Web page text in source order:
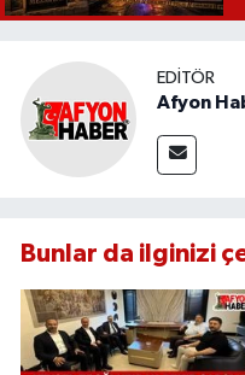
EDITÖR
Afyon
Bunlar da ilginizi